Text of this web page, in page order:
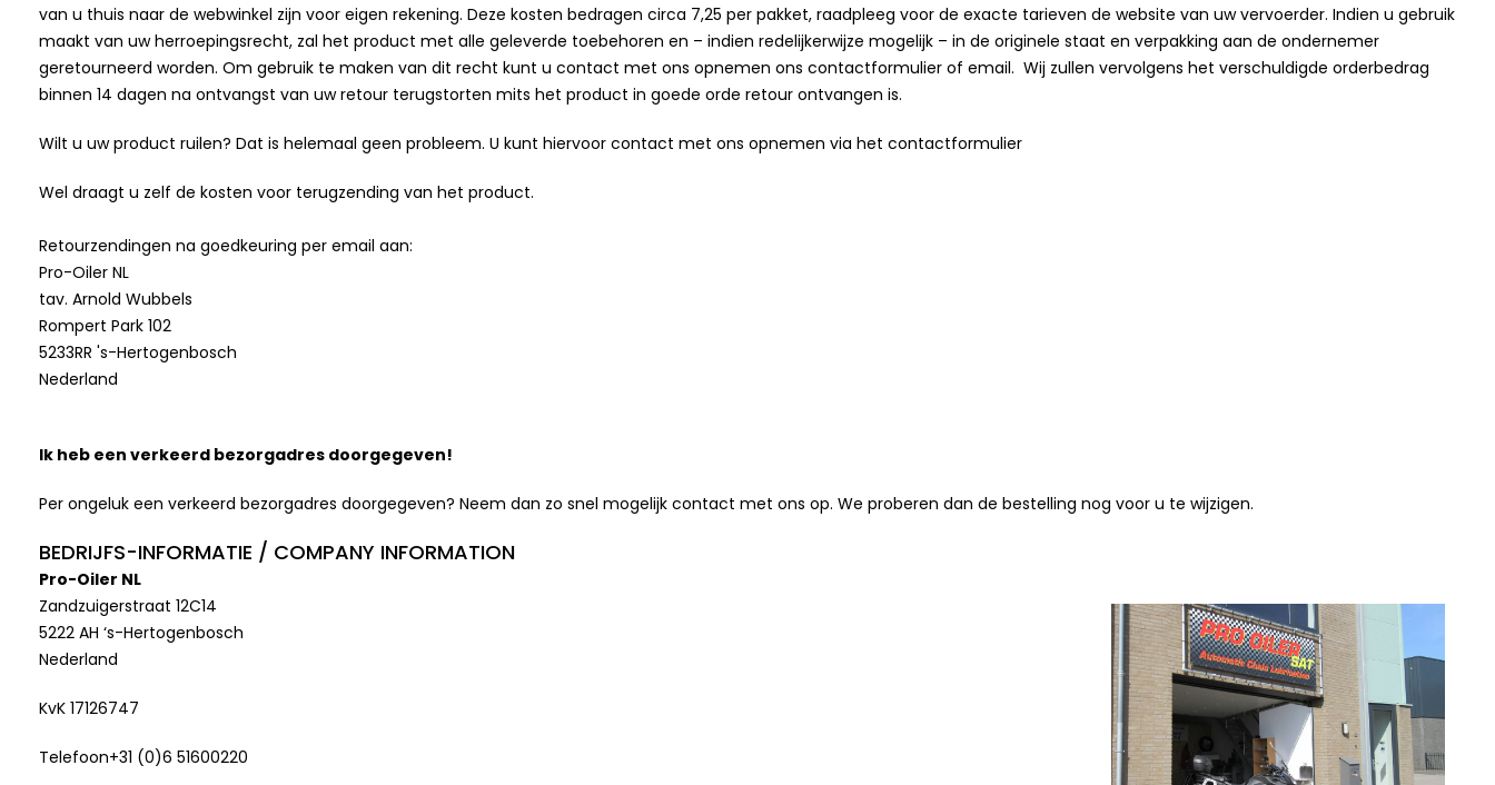
van u thuis naar de webwinkel zijn voor eigen rekening. Deze kosten bedragen circa 7,25 per pakket, raadpleeg voor de exacte tarieven de website van uw vervoerder. Indien u gebruik
maakt van uw herroepingsrecht, zal het product met alle geleverde toebehoren en – indien redelijkerwijze mogelijk – in de originele staat en verpakking aan de ondernemer
geretourneerd worden. Om gebruik te maken van dit recht kunt u contact met ons opnemen ons contactformulier of email. Wij zullen vervolgens het verschuldigde orderbedrag
binnen 14 dagen na ontvangst van uw retour terugstorten mits het product in goede orde retour ontvangen is.
Wilt u uw product ruilen? Dat is helemaal geen probleem. U kunt hiervoor contact met ons opnemen via het contactformulier
Wel draagt u zelf de kosten voor terugzending van het product.
Retourzendingen na goedkeuring per email aan:
Pro-Oiler NL
tav. Arnold Wubbels
Rompert Park 102
5233RR 's-Hertogenbosch
Nederland
Ik heb een verkeerd bezorgadres doorgegeven!
Per ongeluk een verkeerd bezorgadres doorgegeven? Neem dan zo snel mogelijk contact met ons op. We proberen dan de bestelling nog voor u te wijzigen.
BEDRIJFS-INFORMATIE / COMPANY INFORMATION
Pro-Oiler NL
Zandzuigerstraat 12C14
5222 AH ‘s-Hertogenbosch
Nederland
KvK 17126747
Telefoon+31 (0)6 51600220